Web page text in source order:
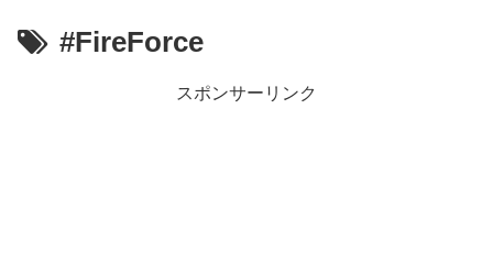
『進撃の巨人』で一番面白いところってｗｗｗｗｗ
るろうに剣心 -明治剣客浪漫譚- 京都動乱 第33話の感想
#FireForce
スポンサーリンク